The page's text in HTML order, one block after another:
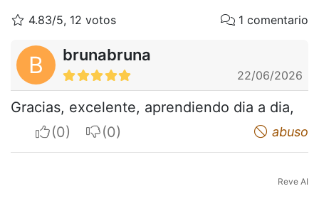
4.83/5, 12 votos 1 comentario
B brunabruna
22/06/2026
Gracias, excelente, aprendiendo dia a dia,
I apreciateI do not appreciate abuso
Reve AI